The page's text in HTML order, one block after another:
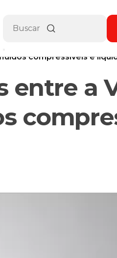
compressíveis e
entre a